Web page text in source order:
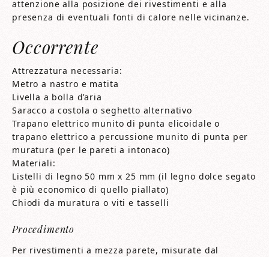
attenzione alla posizione dei rivestimenti e alla
presenza di eventuali fonti di calore nelle vicinanze.
Occorrente
Attrezzatura necessaria:
Metro a nastro e matita
Livella a bolla d’aria
Saracco a costola o seghetto alternativo
Trapano elettrico munito di punta elicoidale o
trapano elettrico a percussione munito di punta per
muratura (per le pareti a intonaco)
Materiali:
Listelli di legno 50 mm x 25 mm (il legno dolce segato
è più economico di quello piallato)
Chiodi da muratura o viti e tasselli
Procedimento
Per rivestimenti a mezza parete, misurate dal